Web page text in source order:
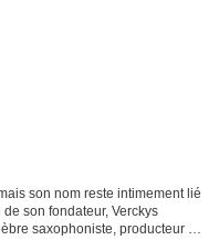
son nom reste intimement lié
de son fondateur, Verckys
saxophoniste, producteur et